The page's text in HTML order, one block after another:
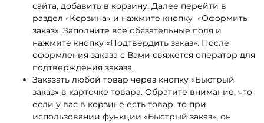
сайта, добавить в корзину. Далее перейти в
раздел «Корзина» и нажмите кнопку «Оформить
заказ». Заполните все обязательные поля и
нажмите кнопку «Подтвердить заказ». После
оформления заказа с Вами свяжется оператор для
подтверждения заказа.
Заказать любой товар через кнопку «Быстрый
заказ» в карточке товара. Обратите внимание, что
если у вас в корзине есть товар, то при
использовании функции «Быстрый заказ», он